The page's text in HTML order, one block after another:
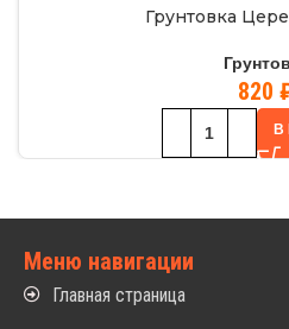
Грунтовка
820
В
Меню навигации
Главная страница